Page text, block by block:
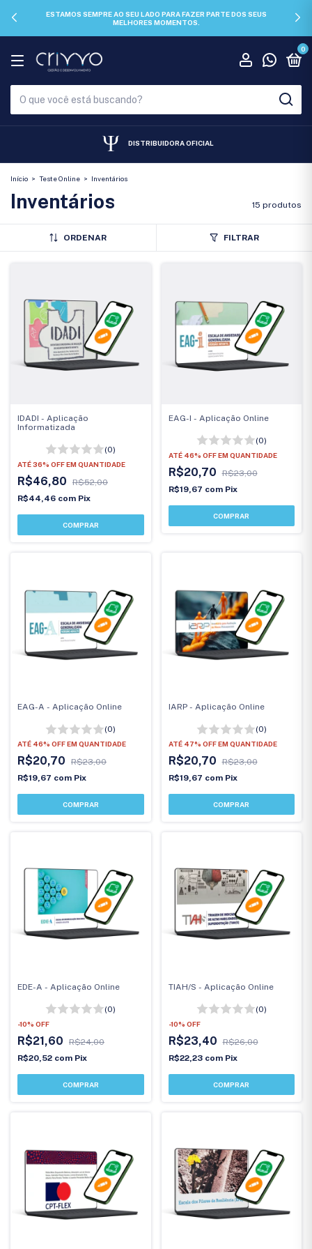
CHEGOU 12X SEM JUROS PARA VOCÊ NÃO DEIXAR DE LEVAR PARA CASA.
0
DISTRIBUIDORA OFICIAL
Início > Teste Online > Inventários
Inventários 15 produtos
ORDENAR FILTRAR
IDADI - Aplicação
Informatizada
(0)
ATÉ 36% OFFEM QUANTIDADE
R$46,80
R$52,00
R$44,46 com Pix
EAG-I - Aplicação Online
(0)
ATÉ 46% OFF EM QUANTIDADE
R$20,70
R$23,00
R$19,67 com Pix
EAG-A - Aplicação Online
(0)
ATÉ 46% OFFEM QUANTIDADE
R$20,70
R$23,00
R$19,67 com Pix
IARP - Aplicação Online
(0)
ATÉ 47% OFF EM QUANTIDADE
R$20,70
R$23,00
R$19,67 com Pix
EDE-A - Aplicação Online
(0)
-10% OFF
R$21,60
R$24,00
R$20,52 com Pix
TIAH/S - Aplicação Online
(0)
-10% OFF
R$23,40
R$26,00
R$22,23 com Pix